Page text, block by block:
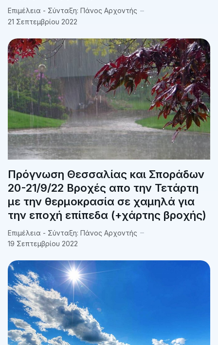
Επιμέλεια - Σύνταξη: Πάνος Αρχοντής
21 Σεπτεμβρίου 2022
Πρόγνωση Θεσσαλίας και Σποράδων
20-21/9/22 Βροχές απο την Τετάρτη
με την θερμοκρασία σε χαμηλά για
την εποχή επίπεδα (+χάρτης βροχής)
Επιμέλεια - Σύνταξη: Πάνος Αρχοντής
19 Σεπτεμβρίου 2022